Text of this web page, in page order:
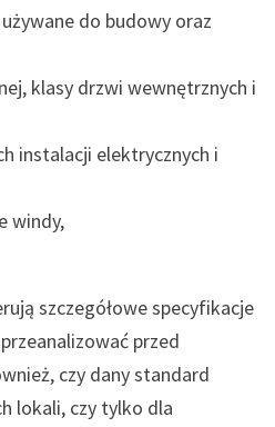
do budowy oraz
klasy drzwi wewnętrznych i
instalacji elektrycznych i
windy,
szczegółowe specyfikacje
przed
czy dany standard
lokali, czy tylko dla